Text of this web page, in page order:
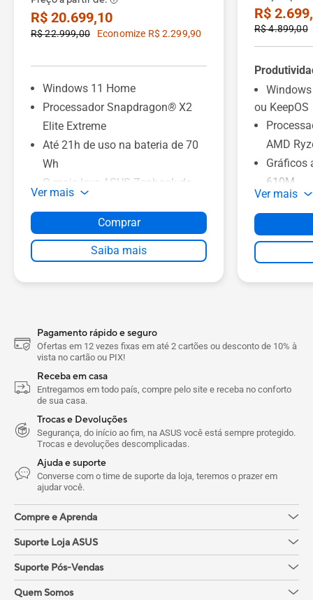
R$ 20.699,10
R$ 22.999,00
Economize R$ 2.299,90
Windows 11 Home
Processador Snapdragon® X2
Elite Extreme
Até 21h de uso na bateria de 70
Wh
O mais leve ASUS Zenbook de
Ceraluminum™: 30% mais leve e
3X mais forte que alumínio
Tela ASUS Lumina OLED 2.8K de
Armazenamento de 512 GB SSD
PCIe®4.0
6 alto-falantes (2 tweeters + 4
woofers)
e leitor de cartão SD
Ver mais
Comprar
Saiba mais
R$
R$ 4.899,00
ou KeepOS
AMD
Gráficos
610M
Memória
nível
Ver mais
Pagamento rápido e seguro
Ofertas em 12 vezes fixas em até 2 cartões ou desconto de 10% à
vista no cartão ou PIX!
Receba em casa
Entregamos em todo país, compre pelo site e receba no conforto
de sua casa.
Trocas e Devoluções
Segurança, do início ao fim, na ASUS você está sempre protegido.
Trocas e devoluções descomplicadas.
Ajuda e suporte
Converse com o time de suporte da loja, teremos o prazer em
ajudar você.
Compre e Aprenda
Suporte Loja ASUS
Suporte Pós-Vendas
Quem Somos